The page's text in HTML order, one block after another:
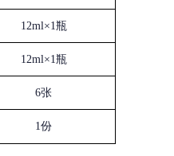
12ml×1瓶
12ml×1瓶
6张
1份